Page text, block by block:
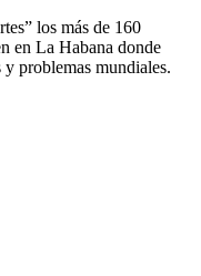
los más de 160
en La Habana donde
y problemas mundiales.